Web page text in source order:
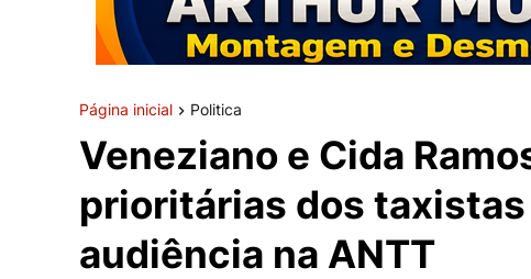
Página inicial Politica
Veneziano e Cida
prioritárias dos
audiência na ANTT